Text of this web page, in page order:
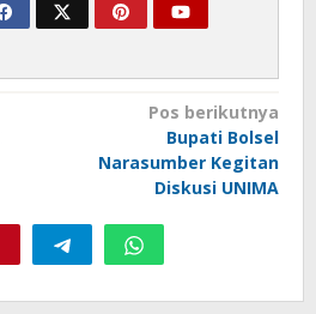
Pos berikutnya
Bupati Bolsel
Narasumber Kegitan
Diskusi UNIMA